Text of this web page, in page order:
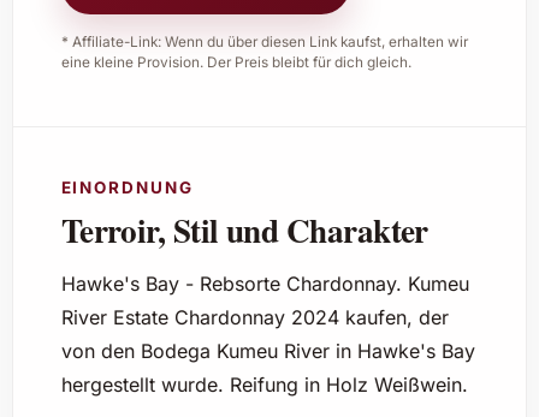
* Affiliate-Link: Wenn du über diesen Link kaufst, erhalten wir
eine kleine Provision. Der Preis bleibt für dich gleich.
EINORDNUNG
Terroir, Stil und Charakter
Hawke's Bay - Rebsorte Chardonnay. Kumeu
River Estate Chardonnay 2024 kaufen, der
von den Bodega Kumeu River in Hawke's Bay
hergestellt wurde. Reifung in Holz Weißwein.